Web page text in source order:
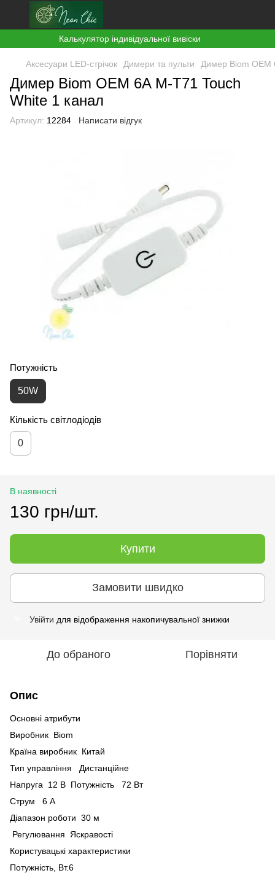
Калькулятор індивідуальної вивіски
Аксесуари LED-стрічок Димери та пульти Димер Biom OEM
Димер Biom OEM 6A M-T71 Touch
White 1 канал
Артикул: 12284 Написати відгук
Потужність
50W
Кількість світлодіодів
0
В наявності
130 грн/шт.
Купити
Замовити швидко
Увійти для відображення накопичувальної знижки
До обраного Порівняти
Опис
Основні атрибути
Виробник Biom
Країна виробник Китай
Тип управління Дистанційне
Напруга 12 В Потужність 72 Вт
Струм 6 А
Діапазон роботи 30 м
Регулювання Яскравості
Користувацькі характеристики
Потужність, Вт.6